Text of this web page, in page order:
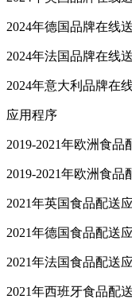
2024年德国品牌在线
2024年法国品牌在线
2024年意大利品牌在
应用程序
2019-2021年欧洲食
2019-2021年欧洲食
2021年英国食品配送
2021年德国食品配送
2021年法国食品配送
2021年西班牙食品配